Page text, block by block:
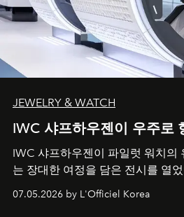
JEWELRY & WATCH
IWC 샤프하우젠이 우주로
IWC 샤프하우젠이 파일럿 워치의
는 장대한 여정을 담은 전시를 열
07.05.2026 by L'Officiel Korea